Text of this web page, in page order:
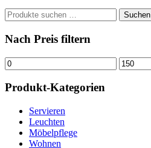
Suchen
nach:
Suchen
Nach Preis filtern
Min.
Preis
Max.
Preis
Produkt-Kategorien
Servieren
Leuchten
Möbelpflege
Wohnen